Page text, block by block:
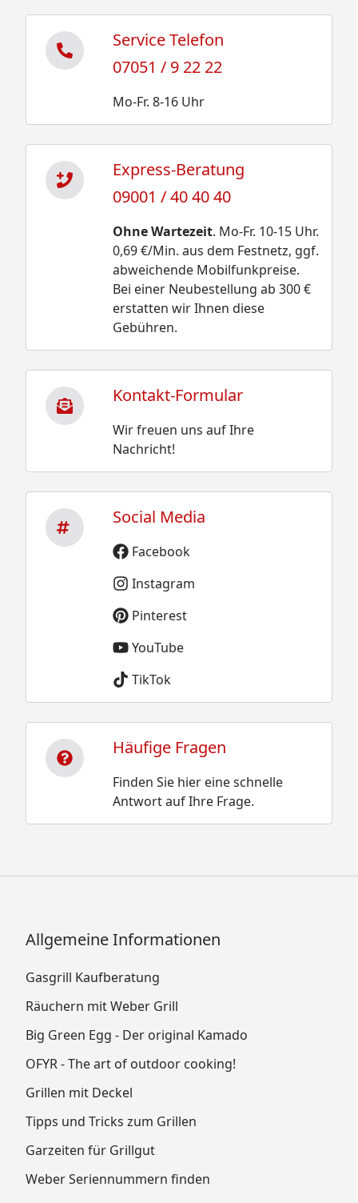
Service Telefon
07051 / 9 22 22
Mo-Fr. 8-16 Uhr
Express-Beratung
09001 / 40 40 40
Ohne Wartezeit. Mo-Fr. 10-15 Uhr.
0,69 €/Min. aus dem Festnetz, ggf.
abweichende Mobilfunkpreise.
Bei einer Neubestellung ab 300 €
erstatten wir Ihnen diese
Gebühren.
Kontakt-Formular
Wir freuen uns auf Ihre
Nachricht!
Social Media
Facebook
Instagram
Pinterest
YouTube
TikTok
Häufige Fragen
Finden Sie hier eine schnelle
Antwort auf Ihre Frage.
Allgemeine Informationen
Gasgrill Kaufberatung
Räuchern mit Weber Grill
Big Green Egg - Der original Kamado
OFYR - The art of outdoor cooking!
Grillen mit Deckel
Tipps und Tricks zum Grillen
Garzeiten für Grillgut
Weber Seriennummern finden